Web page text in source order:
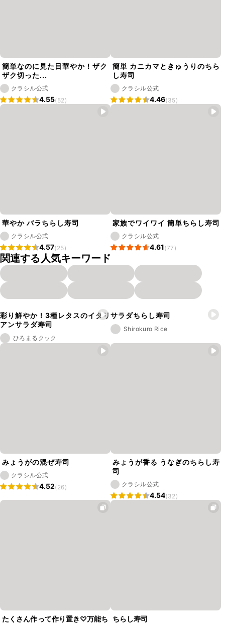
簡単なのに見た目華やか！ザク
ザク切った...
クラシル公式
4.55(52)
簡単 カニカマときゅうりのちら
し寿司
クラシル公式
4.46(35)
華やか バラちらし寿司
クラシル公式
4.57(25)
家族でワイワイ 簡単ちらし寿司
クラシル公式
4.61(77)
関連する人気キーワード
彩り鮮やか！3種レタスのイタリ
アンサラダ寿司
ひろまるクック
サラダちらし寿司
Shirokuro Rice
みょうがの混ぜ寿司
クラシル公式
4.52(26)
みょうが香る うなぎのちらし寿
司
クラシル公式
4.54(32)
たくさん作って作り置き♡万能ち ちらし寿司